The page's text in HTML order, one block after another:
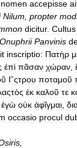
nomen accepisse
Nilum propter
dicitur. Cultus
Onuphrii Panvinis
inscriptio: Πατὴρ
ἐπὶ πᾶσαν χώραν
Ι῎ςτρου ποταμοῦ
ἐκ καλοῦ τε
ἐγὼ οὐκ ἀφῖγμαι
occasio procul